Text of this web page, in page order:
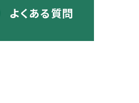
よくある質問